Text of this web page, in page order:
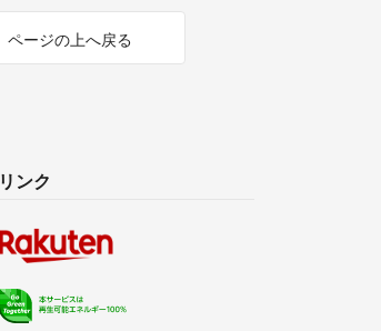
ページの上へ戻る
リンク